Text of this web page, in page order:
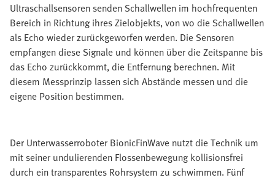
Ultraschallsensoren senden Schallwellen im hochfrequenten
Bereich in Richtung ihres Zielobjekts, von wo die Schallwellen
als Echo wieder zurückgeworfen werden. Die Sensoren
empfangen diese Signale und können über die Zeitspanne bis
das Echo zurückkommt, die Entfernung berechnen. Mit
diesem Messprinzip lassen sich Abstände messen und die
eigene Position bestimmen.
Der Unterwasserroboter BionicFinWave nutzt die Technik um
mit seiner undulierenden Flossenbewegung kollisionsfrei
durch ein transparentes Rohrsystem zu schwimmen. Fünf